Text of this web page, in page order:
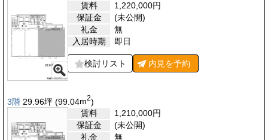
賃料
1,220,000円
保証金
(未公開)
礼金
無
入居時期
即日
検討リスト 内見を予約
3階 29.96坪 (99.04m2)
賃料
1,210,000円
保証金
(未公開)
礼金
無